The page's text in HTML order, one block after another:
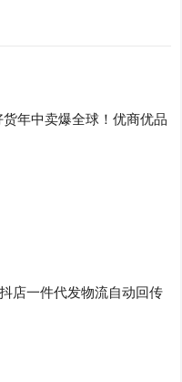
货年中卖爆全球！优商优品
店一件代发物流自动回传